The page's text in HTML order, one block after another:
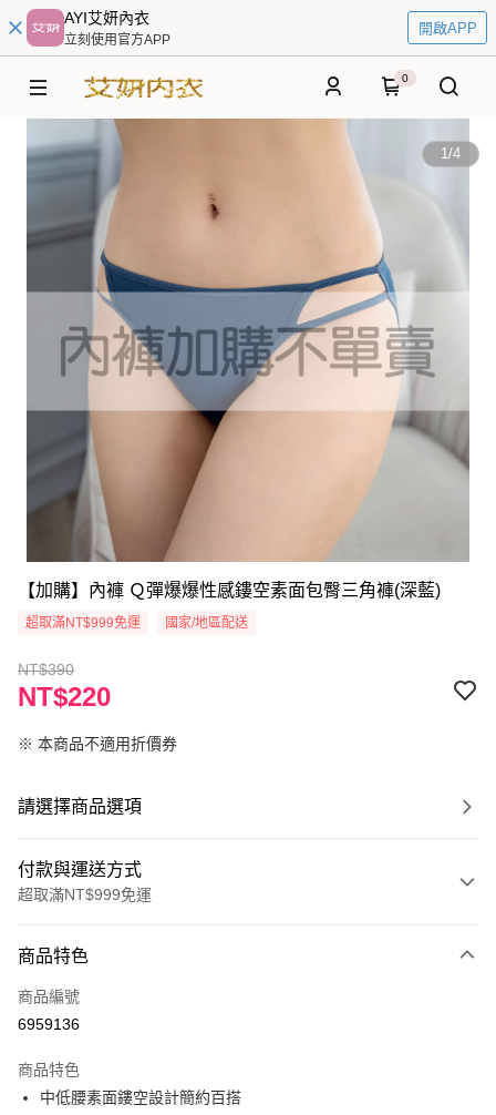
AYI艾妍內衣
立刻使用官方APP
開啟APP
0
1/4
【加購】內褲 Ｑ彈爆爆性感鏤空素面包臀三角褲(深藍)
超取滿NT$999免運 國家/地區配送
NT$390
NT$220
※ 本商品不適用折價券
請選擇商品選項
付款與運送方式
超取滿NT$999免運
信用卡一次付款
超商取貨付款
ATM付款
商品特色
商品編號
6959136
商品特色
中低腰素面鏤空設計簡約百搭